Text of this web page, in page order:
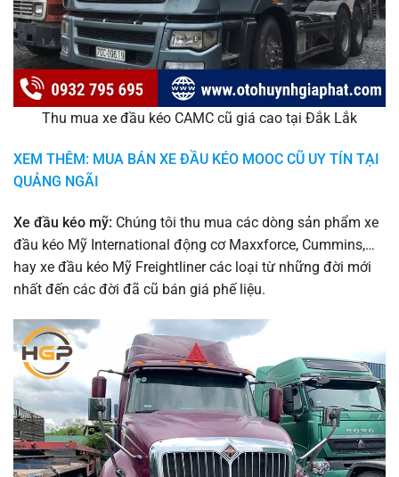
Thu mua xe đầu kéo CAMC cũ giá cao tại Đắk Lắk
XEM THÊM: MUA BÁN XE ĐẦU KÉO MOOC CŨ UY TÍN TẠI
QUẢNG NGÃI
Xe đầu kéo mỹ: Chúng tôi thu mua các dòng sản phẩm xe
đầu kéo Mỹ International động cơ Maxxforce, Cummins,…
hay xe đầu kéo Mỹ Freightliner các loại từ những đời mới
nhất đến các đời đã cũ bán giá phế liệu.